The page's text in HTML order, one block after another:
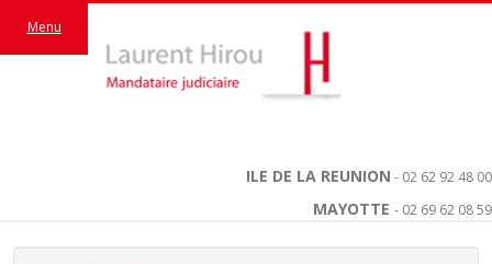
ILE DE LA REUNION - 02 62 92 48 00
MAYOTTE - 02 69 62 08 59
Menu